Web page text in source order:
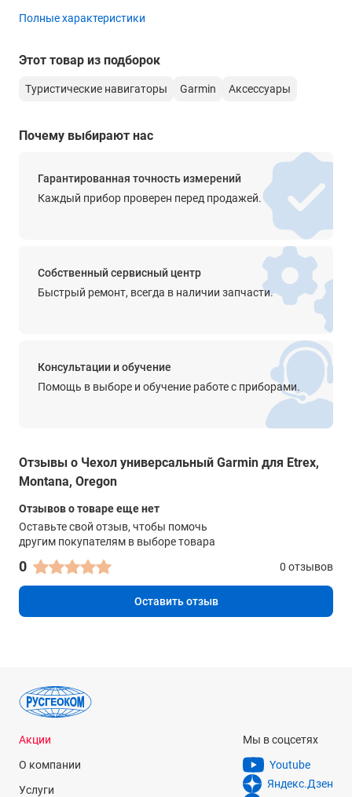
Полные характеристики
Этот товар из подборок
Туристические навигаторы Garmin Аксессуары
Почему выбирают нас
Гарантированная точность измерений
Каждый прибор проверен перед продажей.
Собственный сервисный центр
Быстрый ремонт, всегда в наличии запчасти.
Консультации и обучение
Помощь в выборе и обучение работе с приборами.
Отзывы о Чехол универсальный Garmin для Etrex,
Montana, Oregon
Отзывов о товаре еще нет
Оставьте свой отзыв, чтобы помочь
другим покупателям в выборе товара
0 0 отзывов
Оставить отзыв
Акции
О компании
Услуги
Мы в соцсетях
Youtube
Яндекс.Дзен